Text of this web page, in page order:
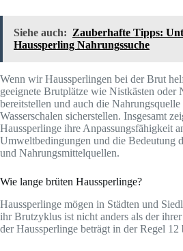
Siehe auch: Zauberhafte Tipps:
Haussperling Nahrungssuche
Wenn wir Haussperlingen bei der Brut
geeignete Brutplätze wie Nistkästen oder
bereitstellen und auch die
Wasserschalen sicherstellen. Insgesamt
Haussperlinge ihre Anpassungsfähigkeit
Umweltbedingungen und die Bedeutung
und Nahrungsmittelquellen.
Wie lange brüten Haussperlinge?
Haussperlinge mögen in Städten und
ihr Brutzyklus ist nicht anders als der
der Haussperlinge beträgt in der Regel 12